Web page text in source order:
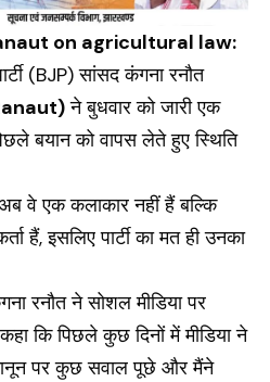
on agricultural law:
(BJP) सांसद कंगना रनौत
ने बुधवार को जारी एक
बयान को वापस लेते हुए स्थिति
वे एक कलाकार नहीं हैं बल्कि
हैं, इसलिए पार्टी का मत ही उनका
रनौत ने सोशल मीडिया पर
कि पिछले कुछ दिनों में मीडिया ने
पर कुछ सवाल पूछे और मैंने